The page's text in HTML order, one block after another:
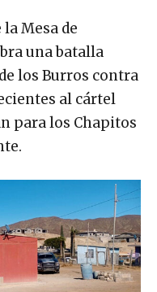
Mesa de
una batalla
los Burros contra
al cártel
para los Chapitos